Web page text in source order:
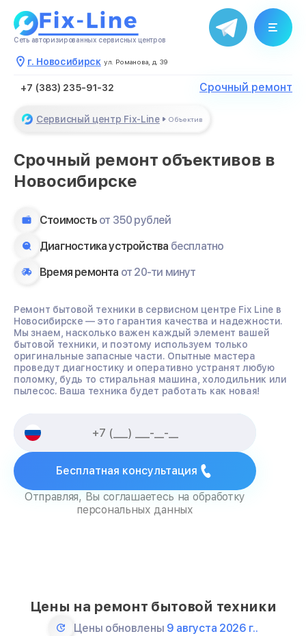
Сеть авторизированных сервисных центров
г. Новосибирск ул. Романова, д. 39
+7 (383) 235-91-32 Срочный ремонт
Сервисный центр Fix-Line Объектив
Срочный ремонт объективов в
Новосибирске
Стоимость от 350 рублей
Диагностика устройства бесплатно
Время ремонта от 20-ти минут
Ремонт бытовой техники в сервисном центре Fix Line в
Новосибирске — это гарантия качества и надежности.
Мы знаем, насколько важен каждый элемент вашей
бытовой техники, и поэтому используем только
оригинальные запасные части. Опытные мастера
проведут диагностику и оперативно устранят любую
поломку, будь то стиральная машина, холодильник или
пылесос. Ваша техника будет работать как новая!
Бесплатная консультация
Отправляя, Вы соглашаетесь на обработку
персональных данных
Цены на ремонт бытовой техники
Цены обновлены 9 августа 2026 г..
течение нескольких минут
Закрыть